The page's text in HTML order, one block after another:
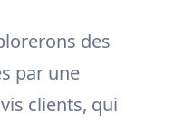
des
par une
clients, qui